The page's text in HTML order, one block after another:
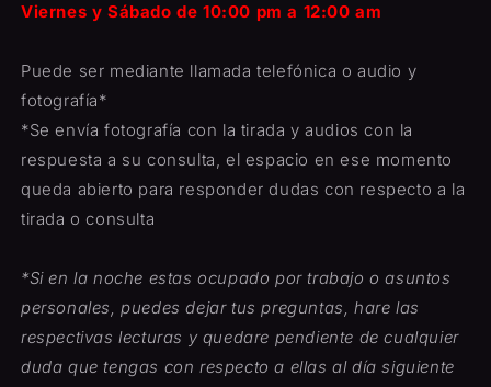
Viernes y Sábado de 10:00 pm a 12:00 am
Puede ser mediante llamada telefónica o audio y
fotografía*
*Se envía fotografía con la tirada y audios con la
respuesta a su consulta, el espacio en ese momento
queda abierto para responder dudas con respecto a la
tirada o consulta
*Si en la noche estas ocupado por trabajo o asuntos
personales, puedes dejar tus preguntas, hare las
respectivas lecturas y quedare pendiente de cualquier
duda que tengas con respecto a ellas al día siguiente